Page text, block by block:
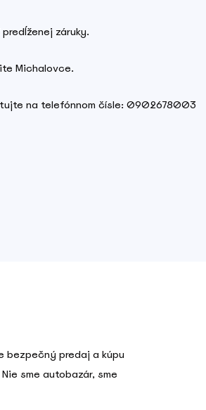
záruky.
Michalovce.
na telefónnom čísle: 0902678003
bezpečný predaj a kúpu
sme autobazár, sme